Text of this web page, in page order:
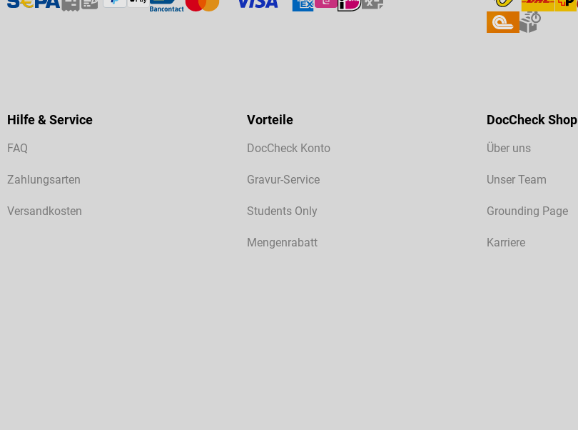
Hilfe & Service
FAQ
Zahlungsarten
Versandkosten
Vorteile
DocCheck Konto
Gravur-Service
Students Only
Mengenrabatt
DocCheck Shop
Über uns
Unser Team
Grounding Page
Karriere